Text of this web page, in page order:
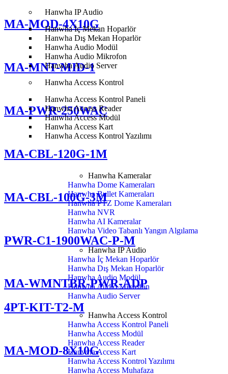
Hanwha IP Audio
Hanwha İç Mekan Hoparlör
Hanwha Dış Mekan Hoparlör
Hanwha Audio Modül
Hanwha Audio Mikrofon
Hanwha Audio Server
Hanwha Access Kontrol
Hanwha Access Kontrol Paneli
Hanwha Access Reader
Hanwha Access Modül
Hanwha Access Kart
Hanwha Access Kontrol Yazılımı
Hanwha Kameralar
Hanwha Dome Kameraları
Hanwha Bullet Kameraları
Hanwha PTZ Dome Kameraları
Hanwha NVR
Hanwha AI Kameralar
Hanwha Video Tabanlı Yangın Algılama
Hanwha IP Audio
Hanwha İç Mekan Hoparlör
Hanwha Dış Mekan Hoparlör
Hanwha Audio Modül
Hanwha Audio Mikrofon
Hanwha Audio Server
Hanwha Access Kontrol
Hanwha Access Kontrol Paneli
Hanwha Access Modül
Hanwha Access Reader
Hanwha Access Kart
Hanwha Access Kontrol Yazılımı
Hanwha Access Muhafaza
MA-MOD-4X10G
MA-MNT-MID-1
MA-PWR-250WAC
MA-CBL-120G-1M
MA-CBL-100G-3M
PWR-C1-1900WAC-P-M
MA-WMNTBR-PWR-ADP
4PT-KIT-T2-M
MA-MOD-8X10G